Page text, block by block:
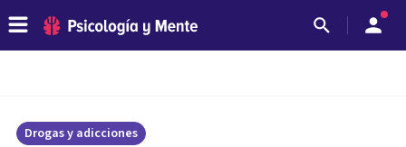
Drogas y adicciones